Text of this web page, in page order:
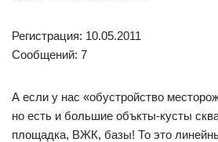
Регистрация: 10.05.2011
Сообщений: 7
А если у нас «обустройство
но есть и большие объкты-кусты
площадка, ВЖК, базы! То это